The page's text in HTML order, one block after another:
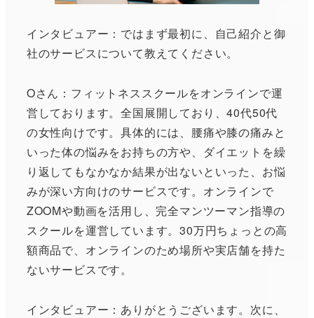
インタビュアー：ではまず最初に、自己紹介と御
社のサービスについて教えてください。
Oさん：フィットネススクールをオンラインで運
営しております。全国展開しており、40代50代
の女性向けです。具体的には、腰痛や膝の痛みと
いった体の悩みをお持ちの方や、ダイエットを繰
り返してもなかなか結果が出ないといった、お悩
みが深い方向けのサービスです。オンラインで
ZOOMや動画を活用し、完全マンツーマン指導の
スクールを運営しています。30万円ちょっとの高
額商品で、オンラインのため場所や実店舗を持た
ないサービスです。
インタビュアー：ありがとうございます。次に、